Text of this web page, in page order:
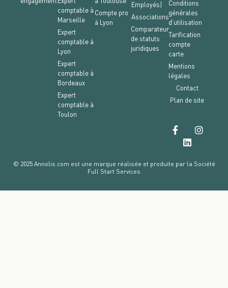
comptable à
Marseille
Expert
comptable à
Lyon
Expert
comptable à
Bordeaux
Expert
comptable à
Toulon
Compte pro
à Lyon
Employés)
Associations
Comparateur
de statuts
juridiques
Conditions
générales
d'utilisation
Tarification
compte
carte
Mentions
légales
Contact
Plan de site
© 2025 Annolis.com est une marque réalisée et produite par la Société
Full Start Services